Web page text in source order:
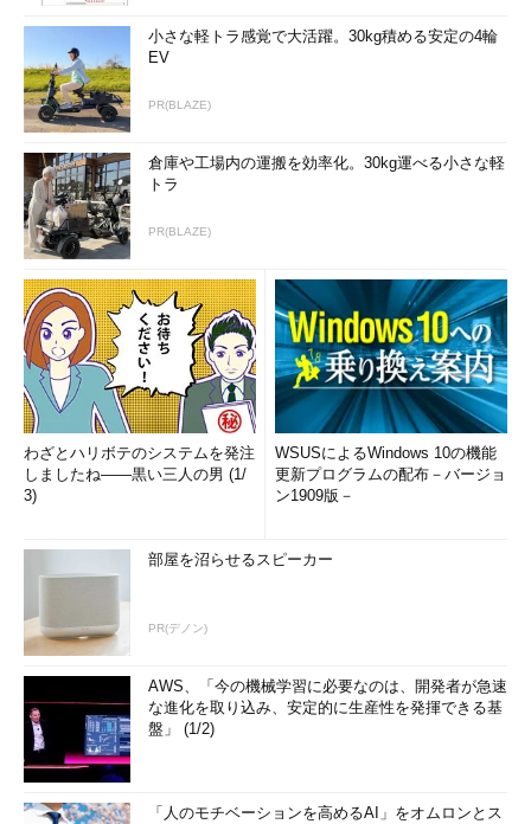
小さな軽トラ感覚で大活躍。30kg積める安定の4輪
EV
PR(BLAZE)
倉庫や工場内の運搬を効率化。30kg運べる小さな軽
トラ
PR(BLAZE)
わざとハリボテのシステムを発注
しましたね――黒い三人の男 (1/
3)
WSUSによるWindows 10の機能
更新プログラムの配布－バージョ
ン1909版－
部屋を沼らせるスピーカー
PR(デノン)
AWS、「今の機械学習に必要なのは、開発者が急速
な進化を取り込み、安定的に生産性を発揮できる基
盤」 (1/2)
「人のモチベーションを高めるAI」をオムロンとス